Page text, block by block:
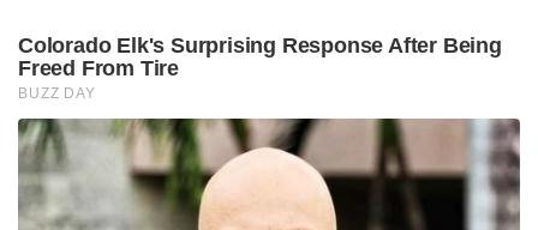
Colorado Elk's Surprising Response After Being
Freed From Tire
BUZZ DAY